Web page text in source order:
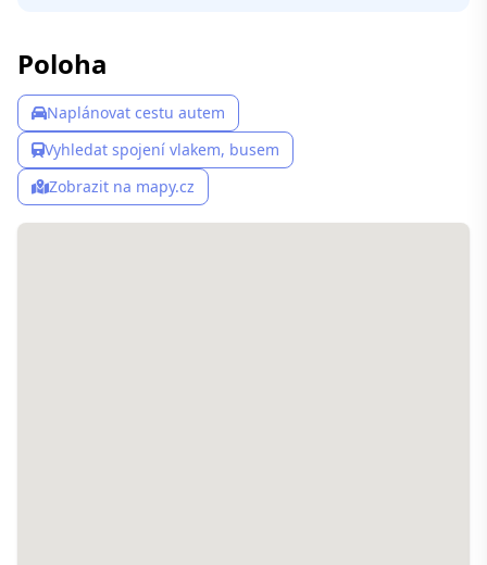
Poloha
Naplánovat cestu autem
Vyhledat spojení vlakem, busem
Zobrazit na mapy.cz